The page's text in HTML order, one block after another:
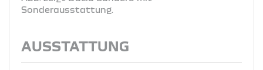
Sonderausstattung.
AUSSTATTUNG